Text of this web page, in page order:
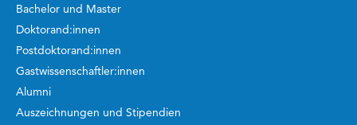
Bachelor und Master
Doktorand:innen
Postdoktorand:innen
Gastwissenschaftler:innen
Alumni
Auszeichnungen und Stipendien